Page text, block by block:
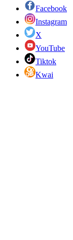
Facebook
Instagram
X
YouTube
Tiktok
Kwai